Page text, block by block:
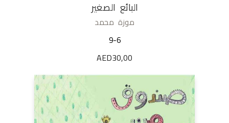
البائع الصغير
موزة محمد
9-6
AED30,00